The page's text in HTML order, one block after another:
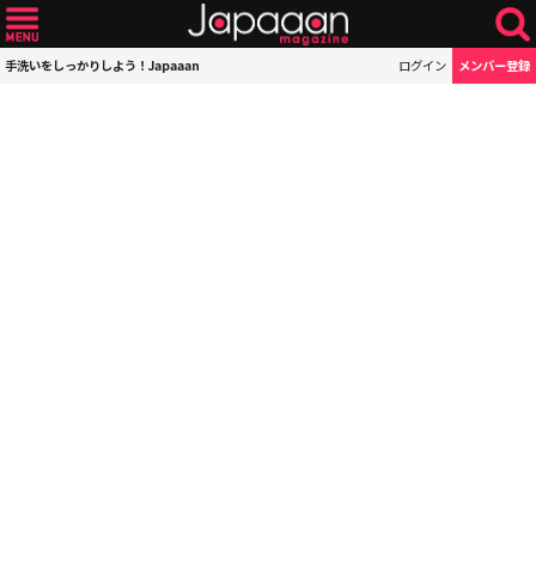
手洗いをしっかりしよう！Japaaan ログイン メンバー登録